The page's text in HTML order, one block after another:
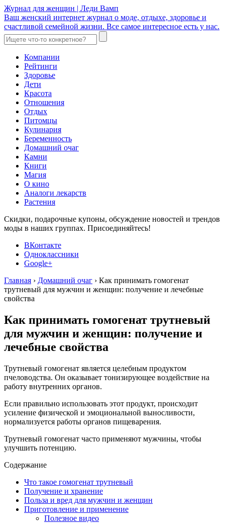
Журнал для женщин | Леди Вамп
Ваш женский интернет журнал о моде, отдыхе, здоровье и
счастливой семейной жизни. Все самое интересное есть у нас.
Компании
Рейтинги
Здоровье
Дети
Красота
Отношения
Отдых
Питомцы
Кулинария
Беременность
Домашний очаг
Камни
Книги
Магия
О кино
Аналоги лекарств
Растения
Скидки, подарочные купоны, обсуждение новостей и трендов
моды в наших группах. Присоединяйтесь!
ВКонтакте
Одноклассники
Google+
Главная › Домашний очаг › Как принимать гомогенат
трутневый для мужчин и женщин: получение и лечебные
свойства
Как принимать гомогенат трутневый
для мужчин и женщин: получение и
лечебные свойства
Трутневый гомогенат является целебным продуктом
пчеловодства. Он оказывает тонизирующее воздействие на
работу внутренних органов.
Если правильно использовать этот продукт, происходит
усиление физической и эмоциональной выносливости,
нормализуется работы органов пищеварения.
Трутневый гомогенат часто применяют мужчины, чтобы
улучшить потенцию.
Содержание
Что такое гомогенат трутневый
Получение и хранение
Польза и вред для мужчин и женщин
Приготовление и применение
Полезное видео